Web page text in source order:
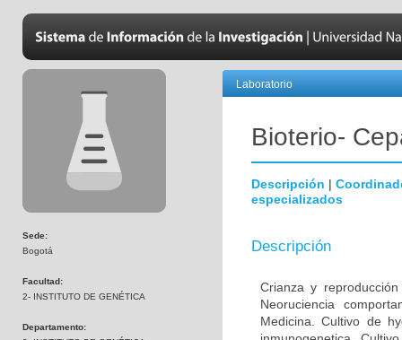
Sede:
Bogotá
Facultad:
2- INSTITUTO DE GENÉTICA
Departamento:
Laboratorio
Bioterio-
Descripción |
especializados
Descripción
Crianza y
Neoruciencia
Medicina. Cultivo de